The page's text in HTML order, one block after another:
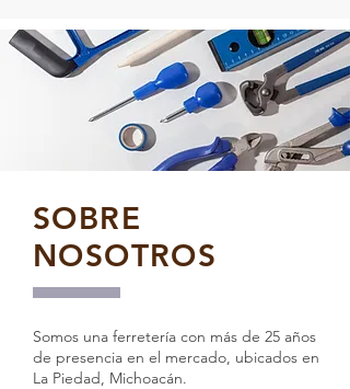
SOBRE
NOSOTROS
Somos una ferretería con más de 25 años
de presencia en el mercado, ubicados en
La Piedad, Michoacán.